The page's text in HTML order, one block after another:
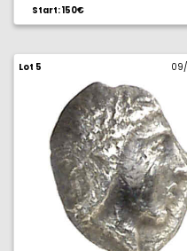
Start: 150€
Lot 5